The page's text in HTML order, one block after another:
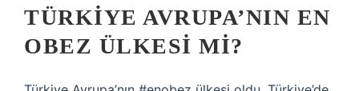
TÜRKIYE AVRUPA’NIN EN
OBEZ ÜLKESI MI?